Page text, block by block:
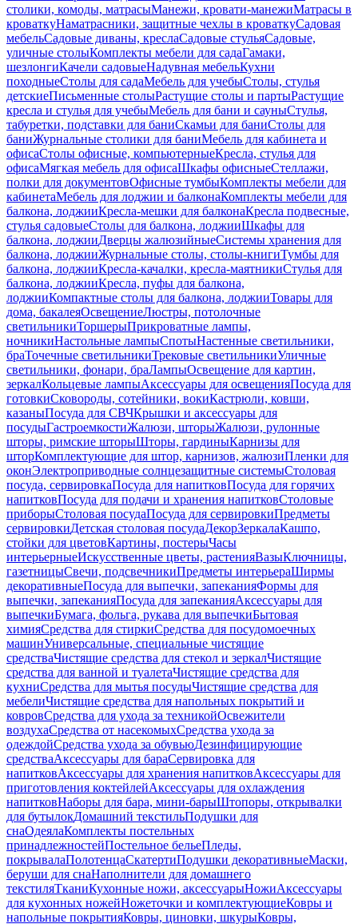
столики, комоды, матрасыМанежи, кровати-манежиМатрасы в
кроваткуНаматрасники, защитные чехлы в кроваткуСадовая
мебельСадовые диваны, креслаСадовые стульяСадовые,
уличные столыКомплекты мебели для садаГамаки,
шезлонгиКачели садовыеНадувная мебельКухни
походныеСтолы для садаМебель для учебыСтолы, стулья
детскиеПисьменные столыРастущие столы и партыРастущие
кресла и стулья для учебыМебель для бани и сауныСтулья,
табуретки, подставки для баниСкамьи для баниСтолы для
баниЖурнальные столики для баниМебель для кабинета и
офисаСтолы офисные, компьютерныеКресла, стулья для
офисаМягкая мебель для офисаШкафы офисныеСтеллажи,
полки для документовОфисные тумбыКомплекты мебели для
кабинетаМебель для лоджии и балконаКомплекты мебели для
балкона, лоджииКресла-мешки для балконаКресла подвесные,
стулья садовыеСтолы для балкона, лоджииШкафы для
балкона, лоджииДверцы жалюзийныеСистемы хранения для
балкона, лоджииЖурнальные столы, столы-книгиТумбы для
балкона, лоджииКресла-качалки, кресла-маятникиСтулья для
балкона, лоджииКресла, пуфы для балкона,
лоджииКомпактные столы для балкона, лоджииТовары для
дома, бакалеяОсвещениеЛюстры, потолочные
светильникиТоршерыПрикроватные лампы,
ночникиНастольные лампыСпотыНастенные светильники,
браТочечные светильникиТрековые светильникиУличные
светильники, фонари, браЛампыОсвещение для картин,
зеркалКольцевые лампыАксессуары для освещенияПосуда для
готовкиСковороды, сотейники, вокиКастрюли, ковши,
казаныПосуда для СВЧКрышки и аксессуары для
посудыГастроемкостиЖалюзи, шторыЖалюзи, рулонные
шторы, римские шторыШторы, гардиныКарнизы для
шторКомплектующие для штор, карнизов, жалюзиПленки для
оконЭлектроприводные солнцезащитные системыСтоловая
посуда, сервировкаПосуда для напитковПосуда для горячих
напитковПосуда для подачи и хранения напитковСтоловые
приборыСтоловая посудаПосуда для сервировкиПредметы
сервировкиДетская столовая посудаДекорЗеркалаКашпо,
стойки для цветовКартины, постерыЧасы
интерьерныеИскусственные цветы, растенияВазыКлючницы,
газетницыСвечи, подсвечникиПредметы интерьераШирмы
декоративныеПосуда для выпечки, запеканияФормы для
выпечки, запеканияПосуда для запеканияАксессуары для
выпечкиБумага, фольга, рукава для выпечкиБытовая
химияСредства для стиркиСредства для посудомоечных
машинУниверсальные, специальные чистящие
средстваЧистящие средства для стекол и зеркалЧистящие
средства для ванной и туалетаЧистящие средства для
кухниСредства для мытья посудыЧистящие средства для
мебелиЧистящие средства для напольных покрытий и
ковровСредства для ухода за техникойОсвежители
воздухаСредства от насекомыхСредства ухода за
одеждойСредства ухода за обувьюДезинфицирующие
средстваАксессуары для бараСервировка для
напитковАксессуары для хранения напитковАксессуары для
приготовления коктейлейАксессуары для охлаждения
напитковНаборы для бара, мини-барыШтопоры, открывалки
для бутылокДомашний текстильПодушки для
снаОдеялаКомплекты постельных
принадлежностейПостельное бельеПледы,
покрывалаПолотенцаСкатертиПодушки декоративныеМаски,
беруши для снаНаполнители для домашнего
текстиляТканиКухонные ножи, аксессуарыНожиАксессуары
для кухонных ножейНожеточки и комплектующиеКовры и
напольные покрытияКовры, циновки, шкурыКовры,